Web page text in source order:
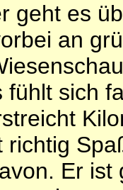
geht es
an
fühlt sich
richtig
Er